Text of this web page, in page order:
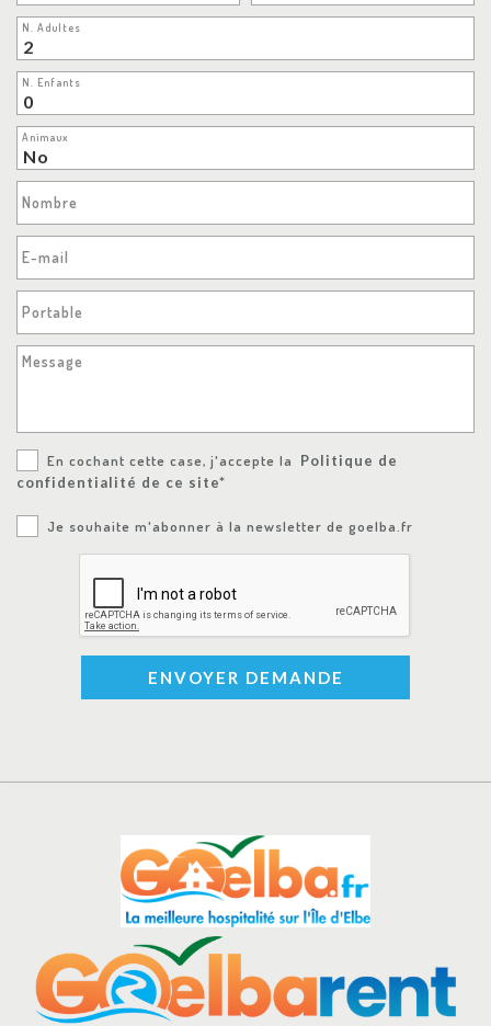
N. Adultes
N. Enfants
Animaux
Nombre
E-mail
Portable
Message
En cochant cette case, j'accepte la
Politique de
confidentialité de ce site*
Je souhaite m'abonner à la newsletter de goelba.fr
ENVOYER DEMANDE